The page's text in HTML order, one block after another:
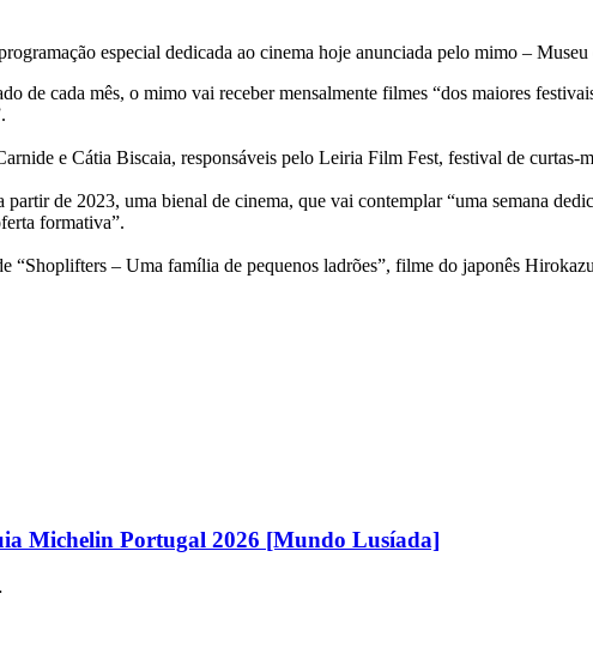
especial dedicada ao cinema hoje anunciada pelo mimo – Museu
de cada mês, o mimo vai receber mensalmente filmes “dos maiores
e Cátia Biscaia, responsáveis pelo Leiria Film Fest, festival de curtas-
de 2023, uma bienal de cinema, que vai contemplar “uma semana
formativa”.
“Shoplifters – Uma família de pequenos ladrões”, filme do japonês
Michelin Portugal 2026 [Mundo Lusíada]